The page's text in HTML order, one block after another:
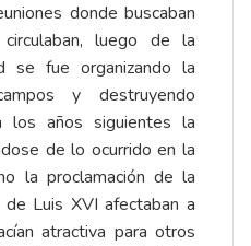
donde buscaban
luego de la
se fue organizando la
y destruyendo
los años siguientes la
de lo ocurrido en la
la proclamación de la
Luis XVI afectaban a
atractiva para otros